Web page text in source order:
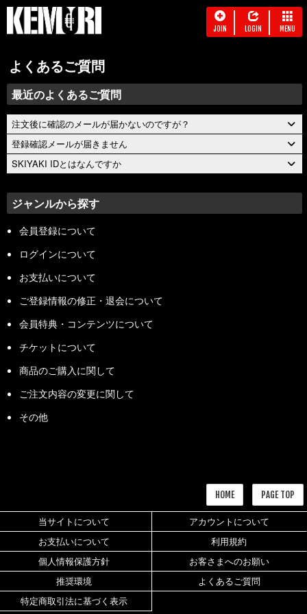
JOIN LOGIN MENU
よくあるご質問
最近のよくあるご質問
注文後に確認のメールが届かないのですが？
登録確認メールが届きません
SKIYAKI IDとはなんですか
ジャンルから探す
会員登録について
ログインについて
お支払いについて
ご登録情報の修正・退会について
会員特典・コンテンツについて
チケットについて
商品のご購入に関して
ご注文内容の変更に関して
その他
HOME PAGE TOP
当サイトについて
アカウントについて
お支払いについて
利用規約
個人情報保護方針
お客さまへのお願い
推奨環境
よくあるご質問
特定商取引法に基づく表示